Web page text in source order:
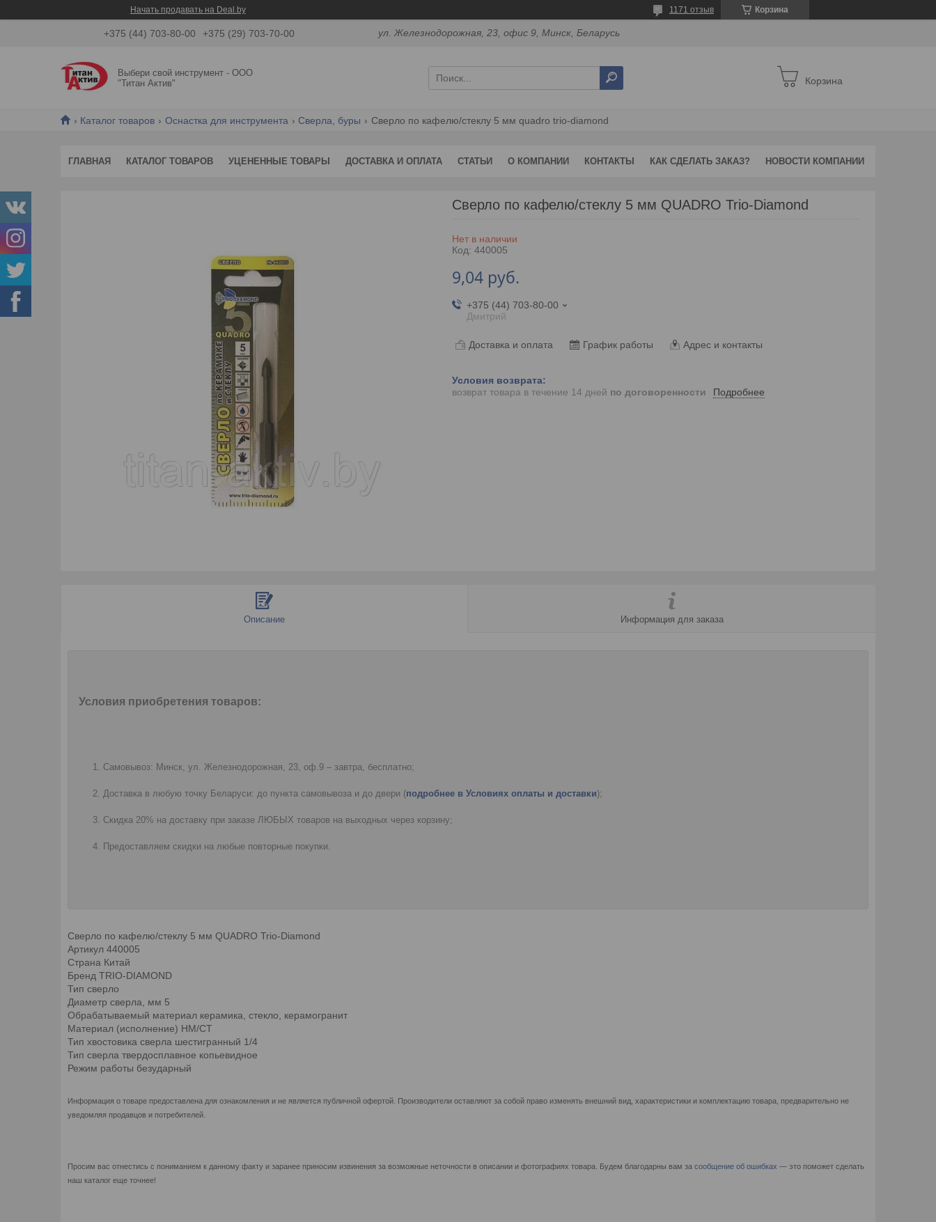
Начать продавать на Deal.by Корзина
1171 отзыв
+375 (44) 703-80-00 +375 (29) 703-70-00 ул. Железнодорожная, 23, офис 9, Минск, Беларусь
Выбери свой инструмент - ООО
"Титан Актив"
Корзина
Каталог товаров Оснастка для инструмента Сверла, буры Сверло по кафелю/стеклу 5 мм quadro trio-diamond
ГЛАВНАЯ КАТАЛОГ ТОВАРОВ УЦЕНЕННЫЕ ТОВАРЫ ДОСТАВКА И ОПЛАТА СТАТЬИ О КОМПАНИИ КОНТАКТЫ КАК СДЕЛАТЬ ЗАКАЗ? НОВОСТИ КОМПАНИИ
Сверло по кафелю/стеклу 5 мм QUADRO Trio-Diamond
Нет в наличии
Код: 440005
9,04 руб.
+375 (44) 703-80-00
Дмитрий
Доставка и оплата График работы Адрес и контакты
возврат товара в течение 14 дней по договоренности Подробнее
Описание Информация для заказа
Условия приобретения товаров:
Самовывоз: Минск, ул. Железнодорожная, 23, оф.9 – завтра, бесплатно;
Доставка в любую точку Беларуси: до пункта самовывоза и до двери (подробнее в Условиях оплаты и доставки);
Скидка 20% на доставку при заказе ЛЮБЫХ товаров на выходных через корзину;
Предоставляем скидки на любые повторные покупки.
Сверло по кафелю/стеклу 5 мм QUADRO Trio-Diamond
Артикул 440005
Страна Китай
Бренд TRIO-DIAMOND
Тип сверло
Диаметр сверла, мм 5
Обрабатываемый материал керамика, стекло, керамогранит
Материал (исполнение) HM/CT
Тип хвостовика сверла шестигранный 1/4
Тип сверла твердосплавное копьевидное
Режим работы безударный
Информация о товаре предоставлена для ознакомления и не является публичной офертой. Производители оставляют за собой право изменять внешний вид, характеристики и комплектацию товара, предварительно не
уведомляя продавцов и потребителей.
Просим вас отнестись с пониманием к данному факту и заранее приносим извинения за возможные неточности в описании и фотографиях товара. Будем благодарны вам за сообщение об ошибках — это поможет сделать
наш каталог еще точнее!